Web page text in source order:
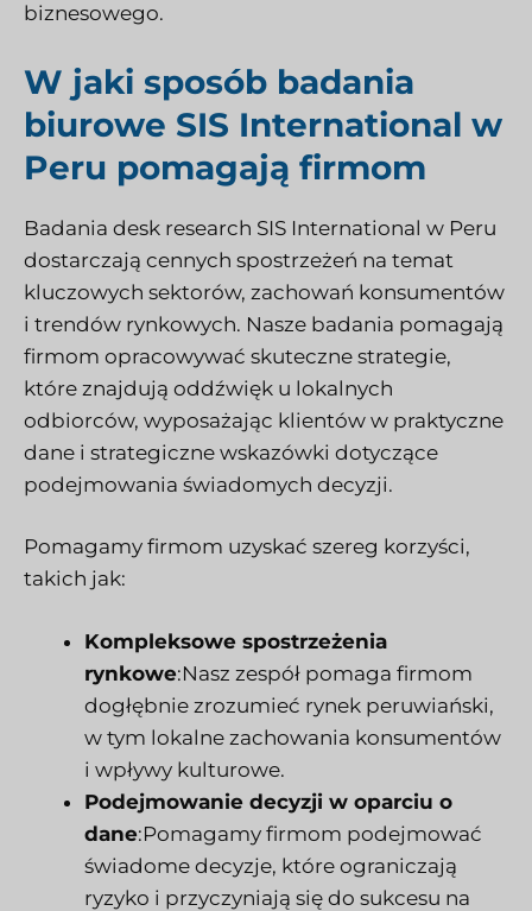
biznesowego.
W jaki sposób badania
biurowe SIS International w
Peru pomagają firmom
Badania desk research SIS International w Peru
dostarczają cennych spostrzeżeń na temat
kluczowych sektorów, zachowań konsumentów
i trendów rynkowych. Nasze badania pomagają
firmom opracowywać skuteczne strategie,
które znajdują oddźwięk u lokalnych
odbiorców, wyposażając klientów w praktyczne
dane i strategiczne wskazówki dotyczące
podejmowania świadomych decyzji.
Pomagamy firmom uzyskać szereg korzyści,
takich jak:
Kompleksowe spostrzeżenia
rynkowe:Nasz zespół pomaga firmom
dogłębnie zrozumieć rynek peruwiański,
w tym lokalne zachowania konsumentów
i wpływy kulturowe.
Podejmowanie decyzji w oparciu o
dane:Pomagamy firmom podejmować
świadome decyzje, które ograniczają
ryzyko i przyczyniają się do sukcesu na